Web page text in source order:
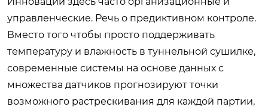
управленческие. Речь о предиктивном контроле.
Вместо того чтобы просто поддерживать
температуру и влажность в туннельной сушилке,
современные системы на основе данных с
множества датчиков прогнозируют точки
возможного растрескивания для каждой партии,